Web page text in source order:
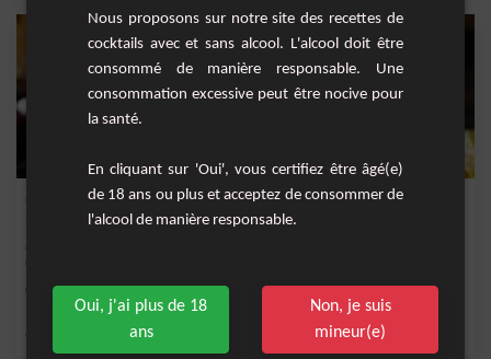
Gin Pétillant au Cassis
rafra...
Facile
citron eau gazeuse,gin vermouth rouge
Nous proposons sur notre site des recettes de
cocktails avec et sans alcool. L'alcool doit être
consommé de manière responsable. Une
consommation excessive peut être nocive pour
la santé.
En cliquant sur 'Oui', vous certifiez être âgé(e)
de 18 ans ou plus et acceptez de consommer de
l'alcool de manière responsable.
Oui, j'ai plus de 18
ans
Non, je suis
mineur(e)